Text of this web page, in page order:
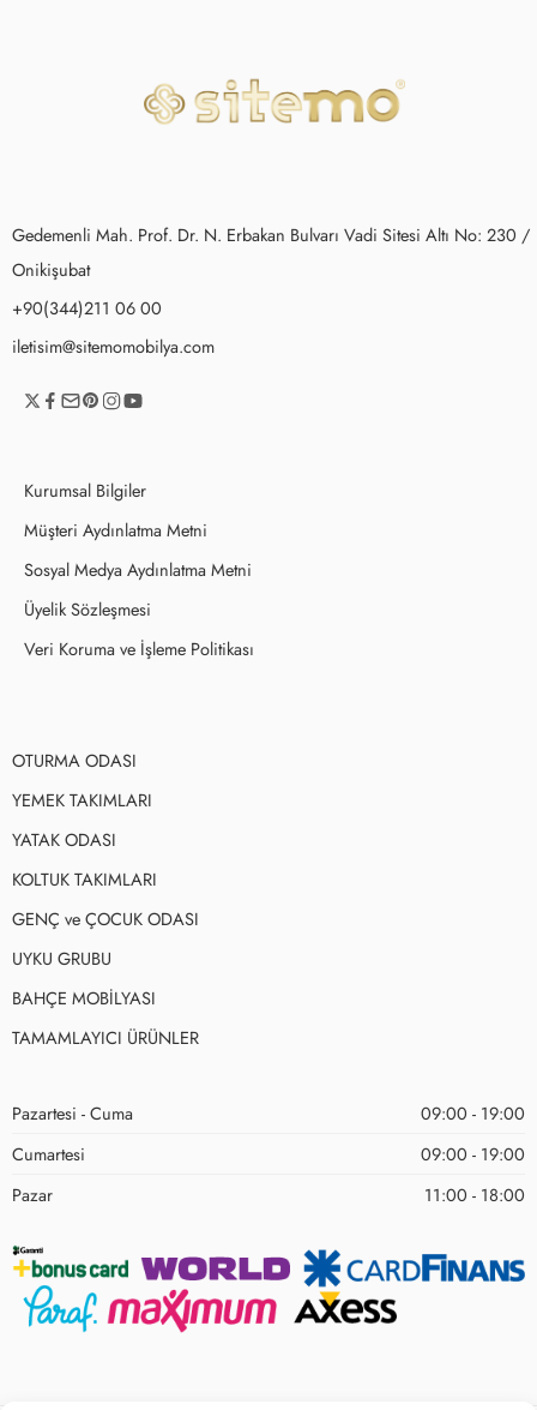
Gedemenli Mah. Prof. Dr. N. Erbakan Bulvarı Vadi Sitesi Altı No: 230 /
Onikişubat
+90(344)211 06 00
iletisim@sitemomobilya.com
Kurumsal Bilgiler
Müşteri Aydınlatma Metni
Sosyal Medya Aydınlatma Metni
Üyelik Sözleşmesi
Veri Koruma ve İşleme Politikası
OTURMA ODASI
YEMEK TAKIMLARI
YATAK ODASI
KOLTUK TAKIMLARI
GENÇ ve ÇOCUK ODASI
UYKU GRUBU
BAHÇE MOBİLYASI
TAMAMLAYICI ÜRÜNLER
Pazartesi - Cuma
09:00 - 19:00
Cumartesi
09:00 - 19:00
Pazar
11:00 - 18:00